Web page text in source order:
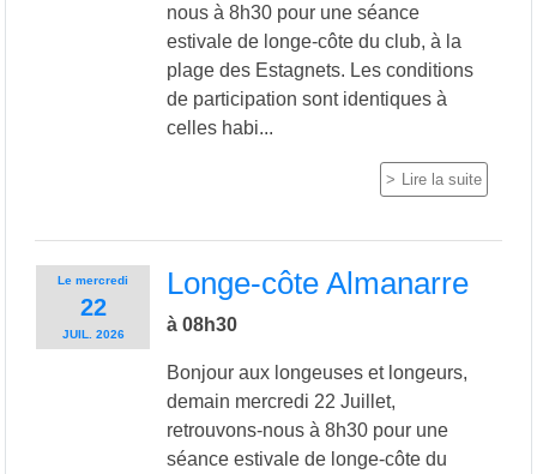
nous à 8h30 pour une séance
estivale de longe-côte du club, à la
plage des Estagnets. Les conditions
de participation sont identiques à
celles habi...
Lire la suite
Lemercredi
22
JUIL. 2026
Longe-côte Almanarre
à 08h30
Bonjour aux longeuses et longeurs,
demain mercredi 22 Juillet,
retrouvons-nous à 8h30 pour une
séance estivale de longe-côte du